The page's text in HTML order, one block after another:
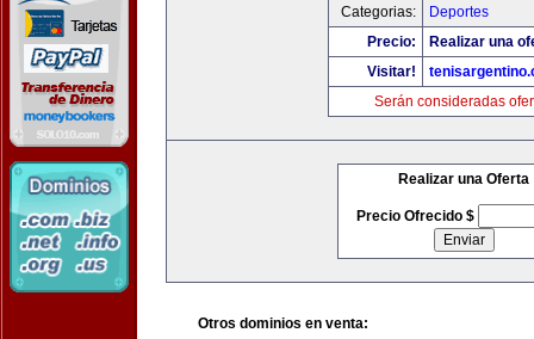
Categorias:
Deportes
Precio:
Realizar una
Visitar!
Serán consideradas
Realizar una Oferta
Precio Ofrecido $
Otros dominios en venta: